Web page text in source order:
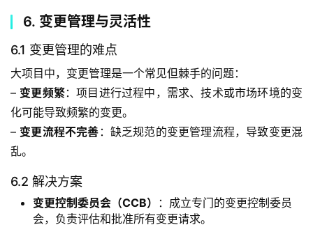
6. 变更管理与灵活性
6.1 变更管理的难点
大项目中，变更管理是一个常见但棘手的问题：
– 变更频繁：项目进行过程中，需求、技术或市场环境的变
化可能导致频繁的变更。
– 变更流程不完善 ：缺乏规范的变更管理流程，导致变更混
乱。
6.2 解决方案
变更控制委员会（CCB）
：成立专门的变更控制委员
会，负责评估和批准所有变更请求。